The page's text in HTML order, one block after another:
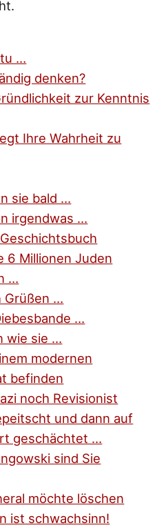
…
denken?
zur Kenntnis
Ihre Wahrheit zu
sie bald …
irgendwas …
6 Millionen Juden
…
Grüßen …
…
wie sie …
modernen
befinden
noch Revisionist
und dann auf
geschächtet …
sind Sie
möchte löschen
ist schwachsinn!